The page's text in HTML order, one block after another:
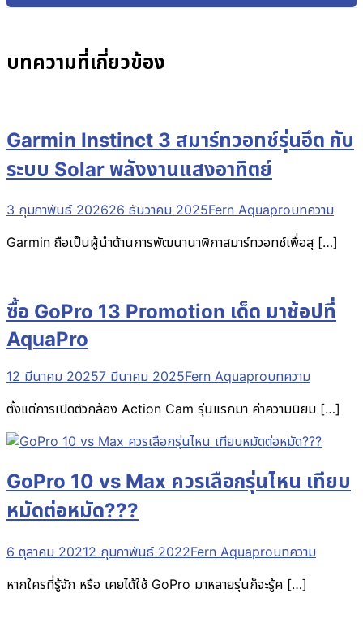
บทความที่เกี่ยวข้อง
Garmin Instinct 3 สมาร์ทวอทช์รุ่นอึด กับ
ระบบ Solar พลังงานแสงอาทิตย์
3 กุมภาพันธ์ 202626 ธันวาคม 2025Fern Aquaproบทความ
Garmin ถือเป็นผู้นำด้านการพัฒนานาฬิกาสมาร์ทวอทช์เพื่อสุ […]
ซื้อ GoPro 13 Promotion เด็ด มาช้อปที่
AquaPro
12 มีนาคม 20257 มีนาคม 2025Fern Aquaproบทความ
ตั้งแต่การเปิดตัวกล้อง Action Cam รุ่นแรกมา ค่าความนิยม […]
GoPro 10 vs Max ควรเลือกรุ่นไหน เทียบ
หมัดต่อหมัด???
6 ตุลาคม 20212 กุมภาพันธ์ 2022Fern Aquaproบทความ
หากใครที่รู้จัก หรือ เคยได้ใช้ GoPro มาหลายรุ่นก็จะรู้ค […]